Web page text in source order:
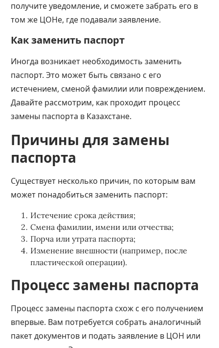
получите уведомление, и сможете забрать его в
том же ЦОНе, где подавали заявление.
Как заменить паспорт
Иногда возникает необходимость заменить
паспорт. Это может быть связано с его
истечением, сменой фамилии или повреждением.
Давайте рассмотрим, как проходит процесс
замены паспорта в Казахстане.
Причины для замены
паспорта
Существует несколько причин, по которым вам
может понадобиться заменить паспорт:
Истечение срока действия;
Смена фамилии, имени или отчества;
Порча или утрата паспорта;
Изменение внешности (например, после
пластической операции).
Процесс замены паспорта
Процесс замены паспорта схож с его получением
впервые. Вам потребуется собрать аналогичный
пакет документов и подать заявление в ЦОН или